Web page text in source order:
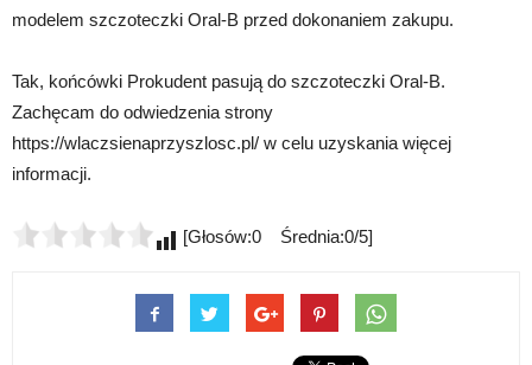
modelem szczoteczki Oral-B przed dokonaniem zakupu.
Tak, końcówki Prokudent pasują do szczoteczki Oral-B.
Zachęcam do odwiedzenia strony
https://wlaczsienaprzyszlosc.pl/ w celu uzyskania więcej
informacji.
[Głosów:0 Średnia:0/5]